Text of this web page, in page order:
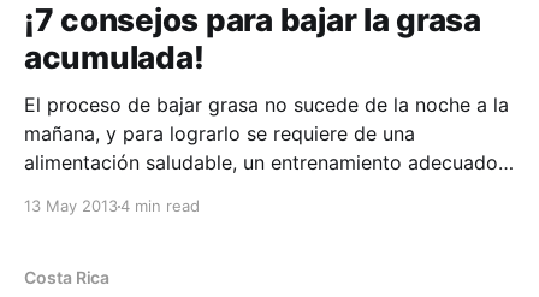
¡7 consejos para bajar la grasa
acumulada!
El proceso de bajar grasa no sucede de la noche a la
mañana, y para lograrlo se requiere de una
alimentación saludable, un entrenamiento adecuado,
corporal no es lo mismo. Si no existe un plan
13 May 20134 min read
Costa Rica